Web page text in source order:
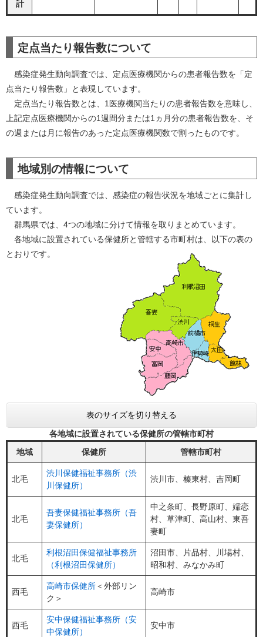
計
定点当たり報告数について
感染症発生動向調査では、定点医療機関からの患者報告数を「定
点当たり報告数」と表現しています。
定点当たり報告数とは、1医療機関当たりの患者報告数を意味し、
上記定点医療機関からの1週間分または1ヵ月分の患者報告数を、そ
の週または月に報告のあった定点医療機関数で割ったものです。
地域別の情報について
感染症発生動向調査では、感染症の報告状況を地域ごとに集計し
ています。
群馬県では、4つの地域に分けて情報を取りまとめています。
各地域に設置されている保健所と管轄する市町村は、以下の表の
とおりです。
表のサイズを切り替える
各地域に設置されている保健所の管轄市町村
地域
保健所 管轄市町村
北毛
渋川保健福祉事務所（渋
川保健所）
渋川市、榛東村、吉岡町
北毛
吾妻保健福祉事務所（吾
妻保健所）
中之条町、長野原町、嬬恋
村、草津町、高山村、東吾
妻町
北毛
利根沼田保健福祉事務所
（利根沼田保健所）
沼田市、片品村、川場村、
昭和村、みなかみ町
西毛
高崎市保健所＜外部リン
ク＞
高崎市
西毛
安中保健福祉事務所（安
中保健所）
安中市